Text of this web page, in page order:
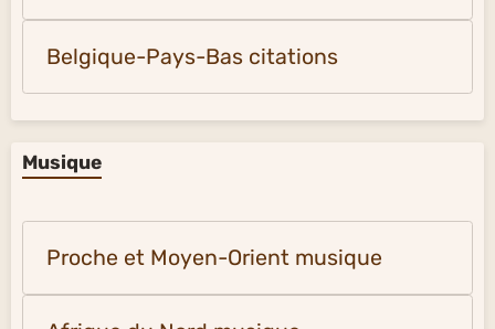
Belgique-Pays-Bas citations
Musique
Proche et Moyen-Orient musique